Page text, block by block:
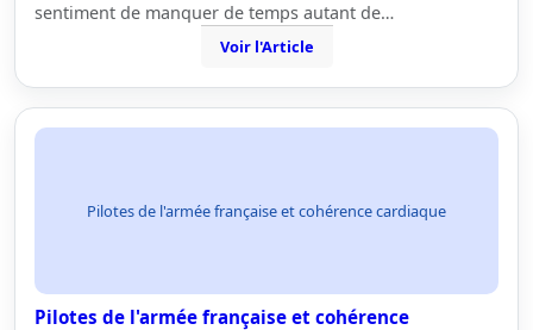
sentiment de manquer de temps autant de…
Voir l'Article
Pilotes de l'armée française et cohérence cardiaque
Pilotes de l'armée française et cohérence